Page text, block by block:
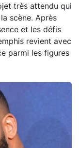
très attendu qui
scène. Après
et les défis
revient avec
parmi les figures